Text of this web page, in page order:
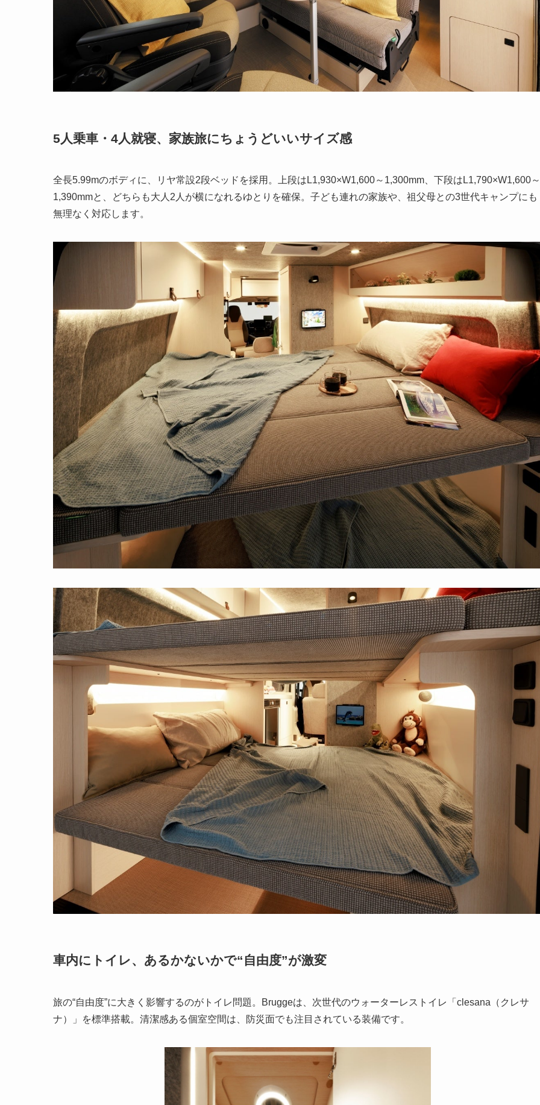
5人乗車・4人就寝、家族旅にちょうどいいサイズ感
全長5.99mのボディに、リヤ常設2段ベッドを採用。上段はL1,930×W1,600～1,300mm、下段はL1,790×W1,600～
1,390mmと、どちらも大人2人が横になれるゆとりを確保。子ども連れの家族や、祖父母との3世代キャンプにも
無理なく対応します。
車内にトイレ、あるかないかで“自由度”が激変
旅の“自由度”に大きく影響するのがトイレ問題。Bruggeは、次世代のウォーターレストイレ「clesana（クレサ
ナ）」を標準搭載。清潔感ある個室空間は、防災面でも注目されている装備です。